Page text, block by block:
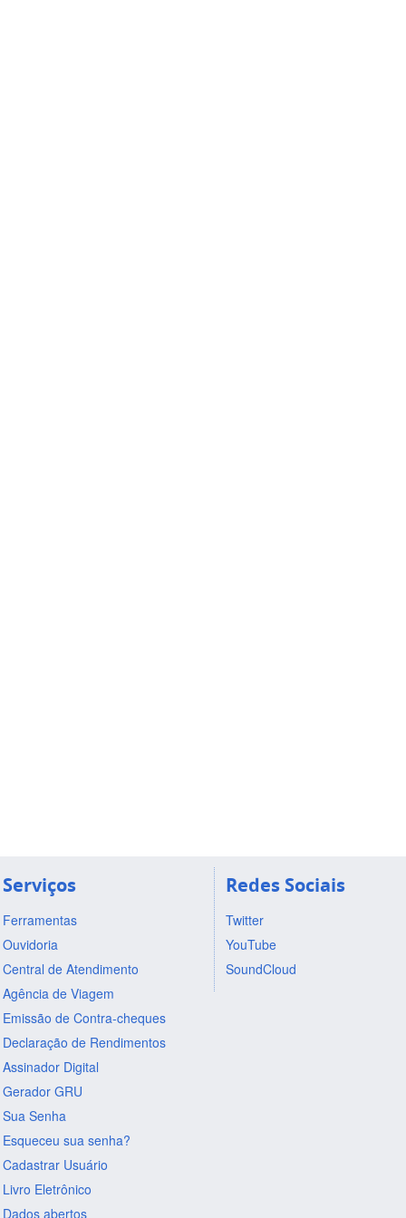
Serviços
Ferramentas
Ouvidoria
Central de Atendimento
Agência de Viagem
Emissão de Contra-cheques
Declaração de Rendimentos
Assinador Digital
Gerador GRU
Sua Senha
Esqueceu sua senha?
Cadastrar Usuário
Livro Eletrônico
Dados abertos
Redes Sociais
Twitter
YouTube
SoundCloud